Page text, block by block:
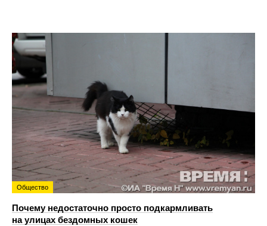
Общество
Почему недостаточно просто подкармливать
на улицах бездомных кошек